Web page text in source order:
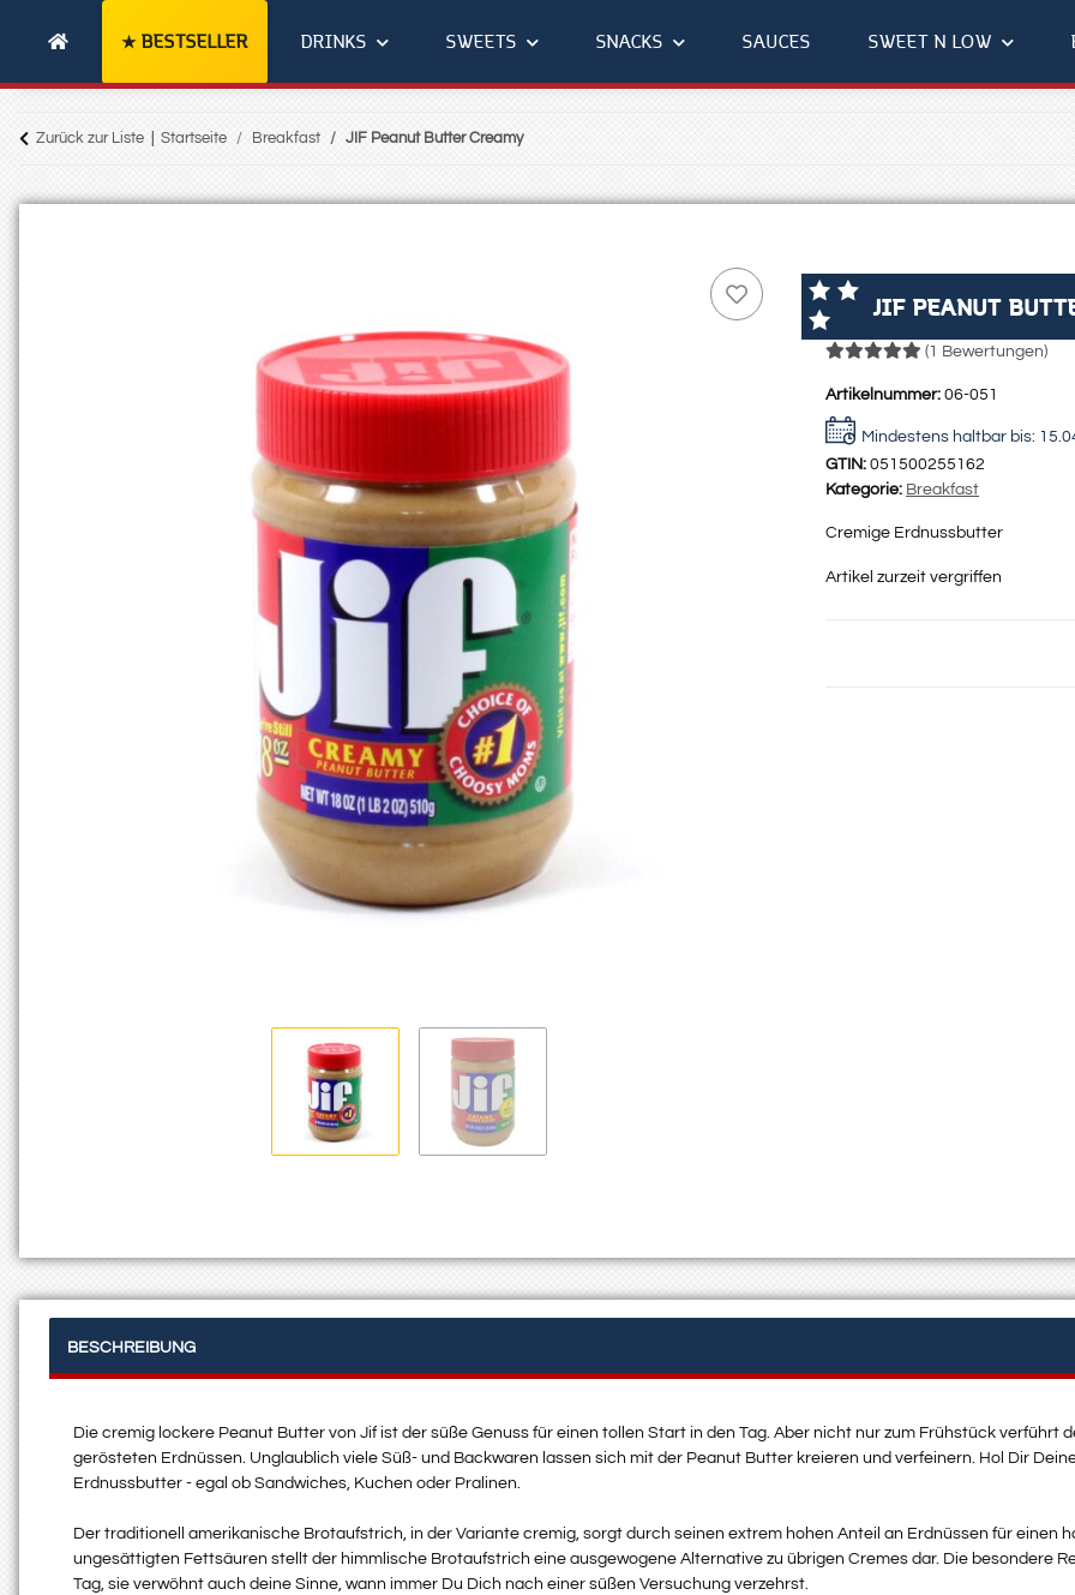
BESTSELLER DRINKS SWEETS SNACKS SAUCES SWEET N LOW
Zurück zur Liste Startseite Breakfast JIF Peanut Butter Creamy
JIF PEANUT
(1 Bewertungen)
Artikelnummer: 06-051
Mindestens haltbar bis:
GTIN: 051500255162
Kategorie: Breakfast
Cremige Erdnussbutter
Artikel zurzeit vergriffen
BESCHREIBUNG
Die cremig lockere Peanut Butter von Jif ist der süße Genuss für einen tollen Start in den Tag. Aber nicht nur zum Frühstück
gerösteten Erdnüssen. Unglaublich viele Süß- und Backwaren lassen sich mit der Peanut Butter kreieren und verfeinern. Hol Dir
Erdnussbutter - egal ob Sandwiches, Kuchen oder Pralinen.
Der traditionell amerikanische Brotaufstrich, in der Variante cremig, sorgt durch seinen extrem hohen Anteil an Erdnüssen für einen
ungesättigten Fettsäuren stellt der himmlische Brotaufstrich eine ausgewogene Alternative zu übrigen Cremes dar. Die besondere
Tag, sie verwöhnt auch deine Sinne, wann immer Du Dich nach einer süßen Versuchung verzehrst.